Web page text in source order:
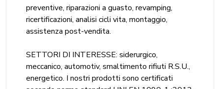
preventive, riparazioni a guasto, revamping,
ricertificazioni, analisi cicli vita, montaggio,
assistenza post-vendita.
SETTORI DI INTERESSE: siderurgico,
meccanico, automotiv, smaltimento rifiuti R.S.U.,
energetico. I nostri prodotti sono certificati